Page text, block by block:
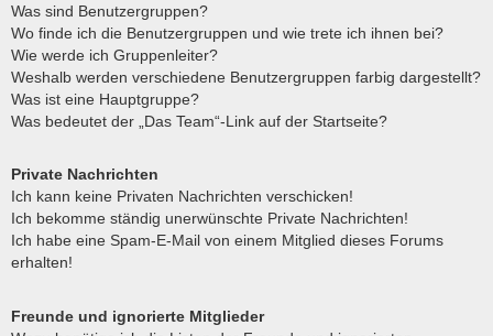
Was sind Benutzergruppen?
Wo finde ich die Benutzergruppen und wie trete ich ihnen bei?
Wie werde ich Gruppenleiter?
Weshalb werden verschiedene Benutzergruppen farbig dargestellt?
Was ist eine Hauptgruppe?
Was bedeutet der „Das Team“-Link auf der Startseite?
Private Nachrichten
Ich kann keine Privaten Nachrichten verschicken!
Ich bekomme ständig unerwünschte Private Nachrichten!
Ich habe eine Spam-E-Mail von einem Mitglied dieses Forums
erhalten!
Freunde und ignorierte Mitglieder